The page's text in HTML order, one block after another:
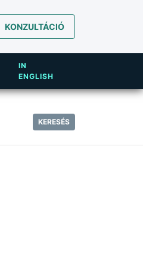
KONZULTÁCIÓ
IN
ENGLISH
KERESÉS